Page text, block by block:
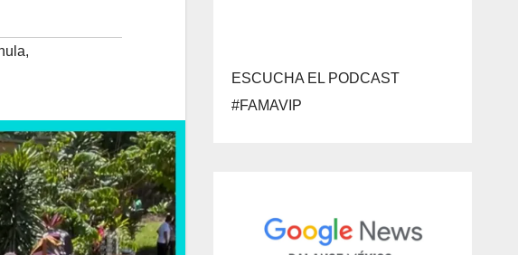
,
ESCUCHA EL PODCAST
#FAMAVIP